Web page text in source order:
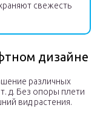
свежесть
дизайне
различных
д. Без опоры плети
вид растения.